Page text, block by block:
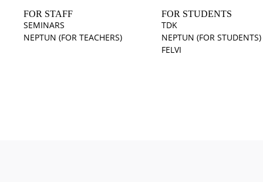
FOR STAFF
SEMINARS
NEPTUN (FOR TEACHERS)
FOR STUDENTS
TDK
NEPTUN (FOR STUDENTS)
FELVI